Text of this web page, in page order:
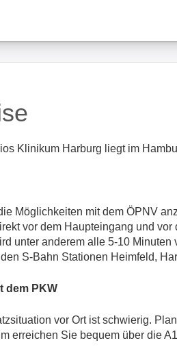
Klinikum Harburg liegt im
Möglichkeiten mit dem ÖPNV
vor dem Haupteingang und
unter anderem alle 5-10 Minuten
S-Bahn Stationen Heimfeld,
dem PKW
vor Ort ist schwierig.
erreichen Sie bequem über die